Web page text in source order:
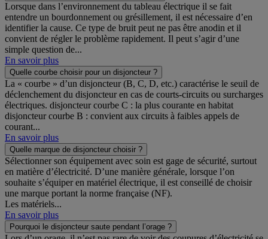
Lorsque dans l’environnement du tableau électrique il se fait
entendre un bourdonnement ou grésillement, il est nécessaire d’en
identifier la cause. Ce type de bruit peut ne pas être anodin et il
convient de régler le problème rapidement. Il peut s’agir d’une
simple question de...
En savoir plus
Quelle courbe choisir pour un disjoncteur ?
La « courbe » d’un disjoncteur (B, C, D, etc.) caractérise le seuil de
déclenchement du disjoncteur en cas de courts-circuits ou surcharges
électriques. disjoncteur courbe C : la plus courante en habitat
disjoncteur courbe B : convient aux circuits à faibles appels de
courant...
En savoir plus
Quelle marque de disjoncteur choisir ?
Sélectionner son équipement avec soin est gage de sécurité, surtout
en matière d’électricité. D’une manière générale, lorsque l’on
souhaite s’équiper en matériel électrique, il est conseillé de choisir
une marque portant la norme française (NF).
Les matériels...
En savoir plus
Pourquoi le disjoncteur saute pendant l’orage ?